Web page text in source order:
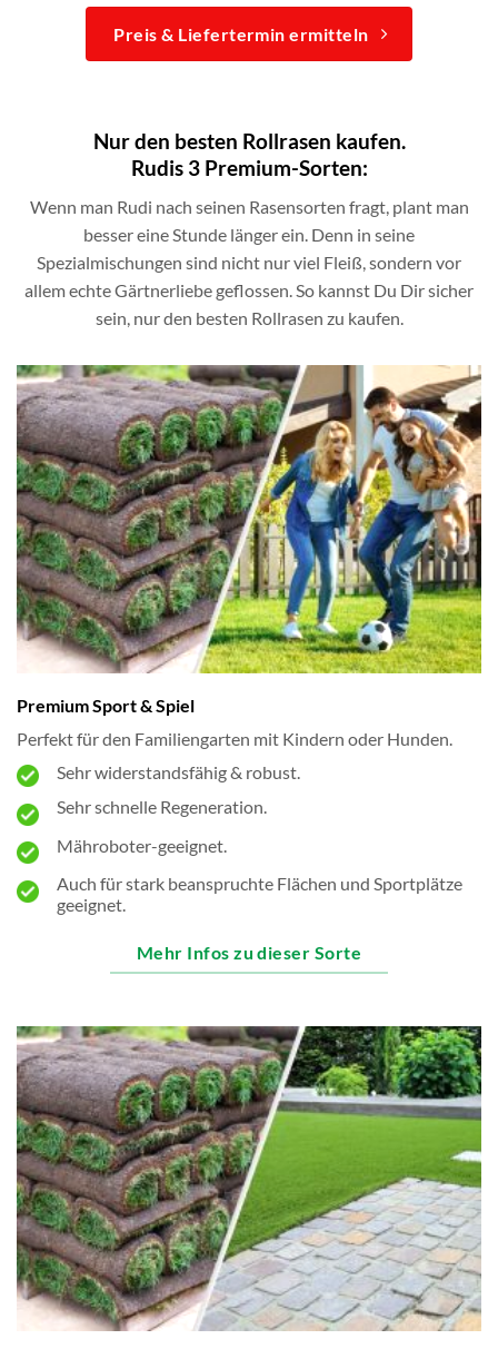
Preis & Liefertermin ermitteln
Nur den besten Rollrasen kaufen.
Rudis 3 Premium-Sorten:
Wenn man Rudi nach seinen Rasensorten fragt, plant man
besser eine Stunde länger ein. Denn in seine
Spezialmischungen sind nicht nur viel Fleiß, sondern vor
allem echte Gärtnerliebe geflossen. So kannst Du Dir sicher
sein, nur den besten Rollrasen zu kaufen.
Premium Sport & Spiel
Perfekt für den Familiengarten mit Kindern oder Hunden.
Sehr widerstandsfähig & robust.
Sehr schnelle Regeneration.
Mähroboter-geeignet.
Auch für stark beanspruchte Flächen und Sportplätze
geeignet.
Mehr Infos zu dieser Sorte